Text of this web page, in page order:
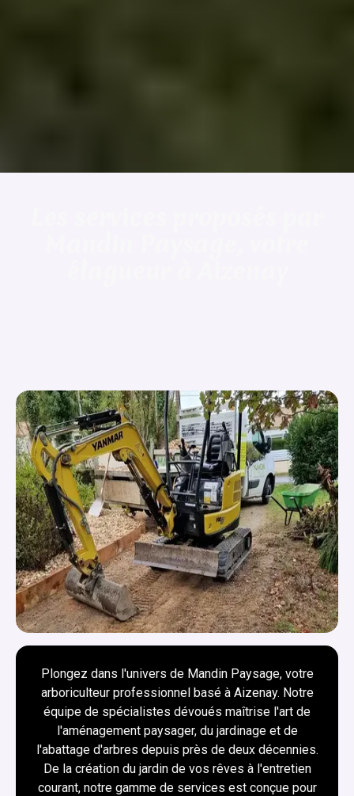
Plongez dans l'univers de Mandin Paysage, votre
arboriculteur professionnel basé à Aizenay. Notre
équipe de spécialistes dévoués maîtrise l'art de
l'aménagement paysager, du jardinage et de
l'abattage d'arbres depuis près de deux décennies.
De la création du jardin de vos rêves à l'entretien
courant, notre gamme de services est conçue pour